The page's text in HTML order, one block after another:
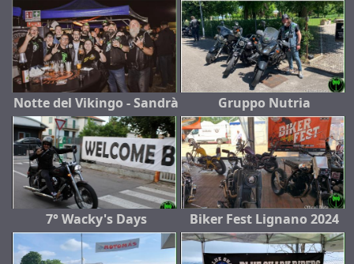
Notte del Vikingo - Sandrà Gruppo Nutria
7° Wacky's Days Biker Fest Lignano 2024